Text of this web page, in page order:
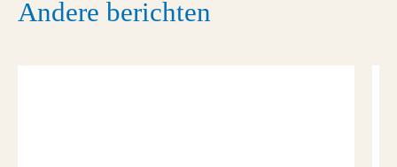
Andere berichten